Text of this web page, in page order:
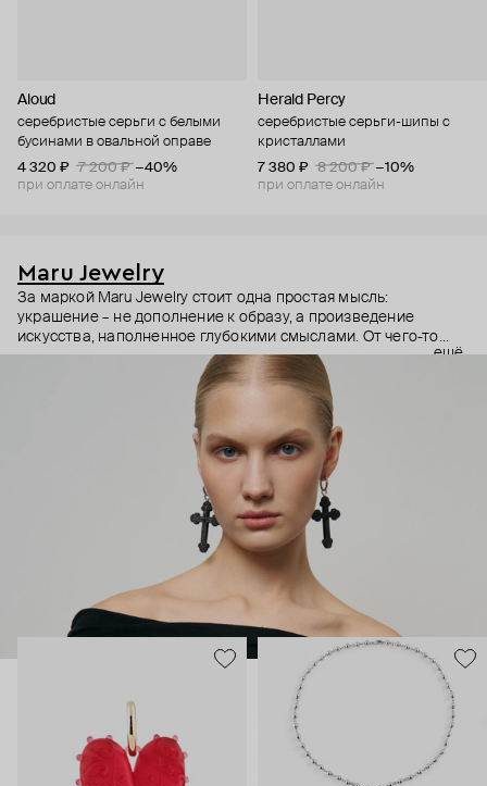
Aloud
серебристые серьги с белыми
бусинами в овальной оправе
4 320 ₽
7 200 ₽ −40%
при оплате онлайн
Herald Percy
серебристые серьги-шипы с
кристаллами
7 380 ₽
8 200 ₽ −10%
при оплате онлайн
Maru Jewelry
За маркой Maru Jewelry стоит одна простая мысль:
украшение – не дополнение к образу, а произведение
искусства, наполненное глубокими смыслами. От чего-то
очень личного – любви к своему телу – до масштабного –
открытости миру и другим культурам. Основательница
бренда Мария Калемагина не ограничивает себя в выборе
источников вдохновения. Линии женской фигуры,
магические символы и целые направления в искусстве – все
это находит отражение в коллекциях Maru Jewelry.
Украшения Maru Jewelry для тех, кто тоже считает, что арт-
объектам место не только в музеях.
ещё